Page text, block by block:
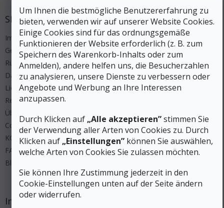
Um Ihnen die bestmögliche Benutzererfahrung zu
bieten, verwenden wir auf unserer Website Cookies.
Einige Cookies sind für das ordnungsgemäße
Funktionieren der Website erforderlich (z. B. zum
Speichern des Warenkorb-Inhalts oder zum
Anmelden), andere helfen uns, die Besucherzahlen
zu analysieren, unsere Dienste zu verbessern oder
Angebote und Werbung an Ihre Interessen
anzupassen.
Durch Klicken auf „Alle akzeptieren”stimmen Sie
der Verwendung aller Arten von Cookies zu. Durch
Klicken auf „Einstellungen” können Sie auswählen,
welche Arten von Cookies Sie zulassen möchten.
Sie können Ihre Zustimmung jederzeit in den
Cookie-Einstellungen unten auf der Seite ändern
oder widerrufen.
SERVICE
Impressum
Geschäftsbedingungen
Rücksendung
Datenschutz
Lieferung und Zahlung
Regeln Wettbewerbe
Über uns
Cookies
KONTAKT
FAQ
Blog
Instagram